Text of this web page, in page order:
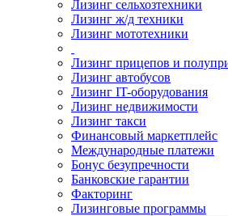
Лизинг сельхозтехники
Лизинг ж/д техники
Лизинг мототехники
Лизинг прицепов и
Лизинг автобусов
Лизинг IT-оборудования
Лизинг недвижимости
Лизинг такси
Финансовый маркетплейс
Международные платежи
Бонус безупречности
Банковские гарантии
Факторинг
Лизинговые программы